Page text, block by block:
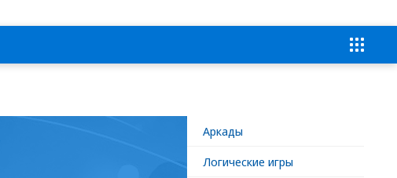
Аркады
Логические игры